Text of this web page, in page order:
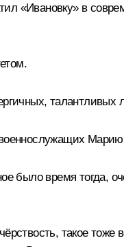
«Ивановку» в
талантливых
было время тогда,
такое